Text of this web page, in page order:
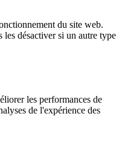
du site web.
désactiver si un autre type
les performances de
de l'expérience des